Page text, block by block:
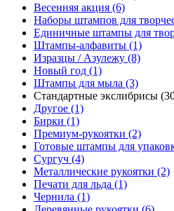
Весенняя акция (6)
Наборы штампов для
Единичные штампы для
Штампы-алфавиты (1)
Изразцы / Азулежу (8)
Новый год (1)
Штампы для мыла (3)
Стандартные экслибрисы
Другое (1)
Бирки (1)
Премиум-рукоятки (2)
Готовые штампы для
Сургуч (4)
Металлические рукоятки (2)
Печати для льда (1)
Чернила (1)